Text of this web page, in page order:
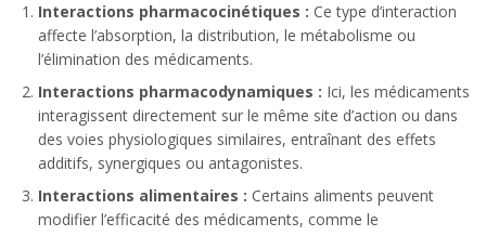
Interactions pharmacocinétiques : Ce type d’interaction
affecte l’absorption, la distribution, le métabolisme ou
l’élimination des médicaments.
Interactions pharmacodynamiques : Ici, les médicaments
interagissent directement sur le même site d’action ou dans
des voies physiologiques similaires, entraînant des effets
additifs, synergiques ou antagonistes.
Interactions alimentaires : Certains aliments peuvent
modifier l’efficacité des médicaments, comme le